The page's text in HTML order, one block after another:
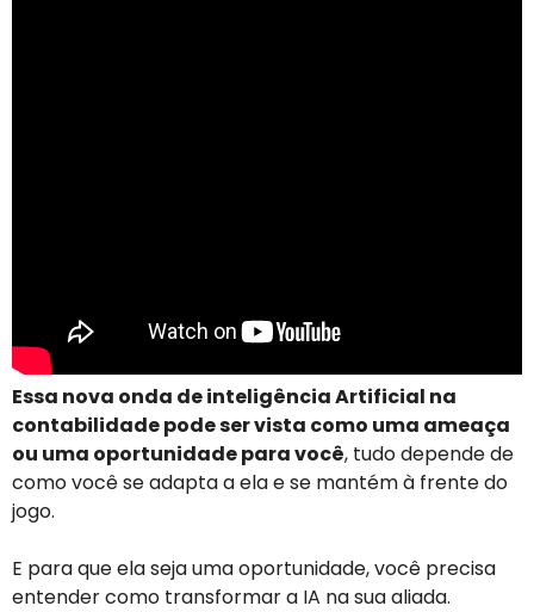
Essa nova onda de inteligência Artificial na
contabilidade pode ser vista como uma ameaça
ou uma oportunidade para você, tudo depende de
como você se adapta a ela e se mantém à frente do
jogo.
E para que ela seja uma oportunidade, você precisa
entender como transformar a IA na sua aliada.